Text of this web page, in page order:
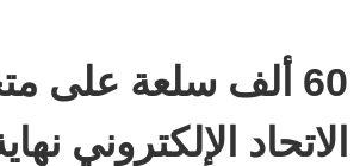
60 ألف سلعة على
الاتحاد الإلكتروني نهاية